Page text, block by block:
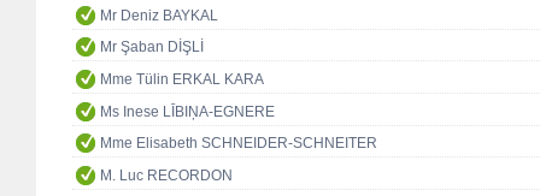
Mr Deniz BAYKAL
Mr Şaban DİŞLİ
Mme Tülin ERKAL KARA
Ms Inese LĪBIŅA-EGNERE
Mme Elisabeth SCHNEIDER-SCHNEITER
M. Luc RECORDON